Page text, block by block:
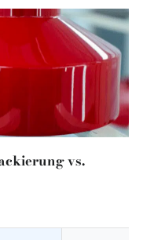
vs.